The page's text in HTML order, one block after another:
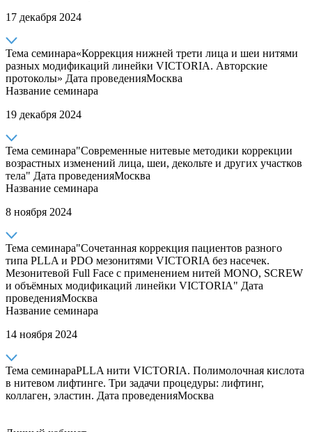
17 декабря 2024
Тема семинара«Коррекция нижней трети лица и шеи нитями
разных модификаций линейки VICTORIA. Авторские
протоколы» Дата проведенияМосква
Название семинара
19 декабря 2024
Тема семинара"Современные нитевые методики коррекции
возрастных изменений лица, шеи, декольте и других участков
тела" Дата проведенияМосква
Название семинара
8 ноября 2024
Тема семинара"Сочетанная коррекция пациентов разного
типа PLLA и PDO мезонитями VICTORIA без насечек.
Мезонитевой Full Face с применением нитей MONO, SCREW
и объёмных модификаций линейки VICTORIA" Дата
проведенияМосква
Название семинара
14 ноября 2024
Тема семинараPLLA нити VICTORIA. Полимолочная кислота
в нитевом лифтинге. Три задачи процедуры: лифтинг,
коллаген, эластин. Дата проведенияМосква